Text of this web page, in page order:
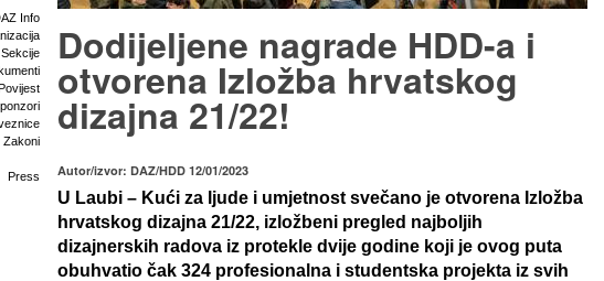
Info
Sekcije
Zakoni
Press
Dodijeljene nagrade HDD-a i
otvorena Izložba hrvatskog
dizajna 21/22!
Autor/izvor: DAZ/HDD 12/01/2023
U Laubi – Kući za ljude i umjetnost svečano je otvorena Izložba
hrvatskog dizajna 21/22, izložbeni pregled najboljih
dizajnerskih radova iz protekle dvije godine koji je ovog puta
obuhvatio čak 324 profesionalna i studentska projekta iz svih